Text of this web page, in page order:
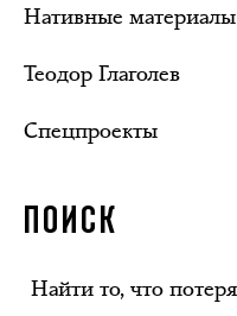
Нативные материалы
Теодор Глаголев
Спецпроекты
ПОИСК